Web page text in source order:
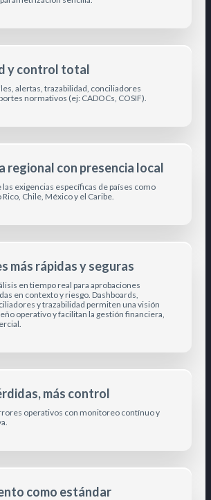
y control total
alertas, trazabilidad, conciliadores
normativos (ej: CADOCs, COSIF).
regional con presencia local
exigencias específicas de países como
Chile, México y el Caribe.
más rápidas y seguras
en tiempo real para aprobaciones
en contexto y riesgo. Dashboards,
y trazabilidad permiten una visión
operativo y facilitan la gestión financiera,
más control
operativos con monitoreo contínuo y
como estándar